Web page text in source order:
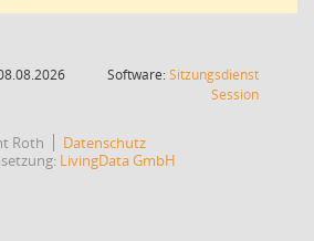
Software:Sitzungsdienst
Session(Wird in
Roth
Datenschutz
LivingData GmbH